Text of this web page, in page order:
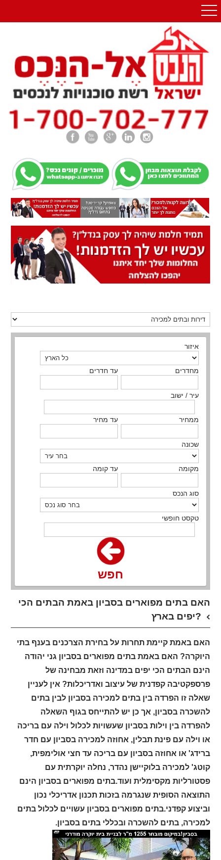
איזור
מחדרים עד חדרים
עיר / ישוב
ממחיר עד מחיר
שכונה
מקומה עד קומה
סוג הנכס
טקסט חופשי
חפש
האם בתים מפוארים בסביון באמת הבתים הכי
יפים בארץ?
האם באמת קיימת תחרות על בחירת הצרכנים בענף בתי
היוקרה? האם באמת בתים מפוארים בסביון גני יהודה
הינם הבתים הכי יפים במדינה וזאת מבחינה של
פרספקטיבה קפדנית של עיצוב ואדריכלות? אין לעניין
שאלה זו הפרדה בין בתים למכירה בסביון לבין בתים
להשכרה בסביון, אך כן יש להתייחס בגוף השאלה
להפרדה בין וילות בסביון שעשויות לכלול וילה עם בריכה
או וילה עם פינת תבלין, אחוזה למכירה בסביון עם חדר
ברידג' או אחוזה בסביון עם בריכה עד חצי אולימפית,
קוטג' למכירה בלוקיישן נהדר, נחלה יוקרתית עם
פסטורליות מקסימלית ועוד.בתים מפוארים בסביון הינם
התוצאה הסופית שנגרמה בזכות תכנון אדריכלי נכון
וביצוע קפדני.בתים מפוארים בסביון עשויים לכלול בתים
למכירה, בתים להשכרה ובכללי בתים בסביון.